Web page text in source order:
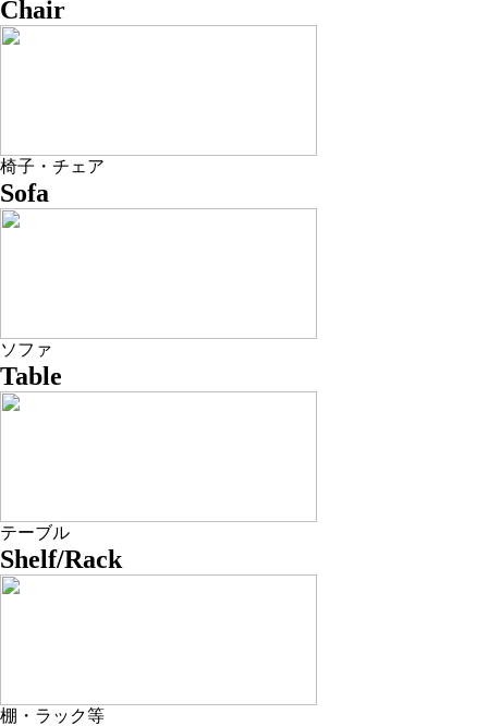
Chair
椅子・チェア
Sofa
ソファ
Table
テーブル
Shelf/Rack
棚・ラック等